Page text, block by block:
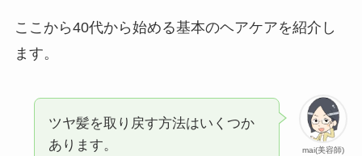
ここから40代から始める基本のヘアケアを紹介し
ます。
mai(美容師)
ツヤ髪を取り戻す方法はいくつか
あります。